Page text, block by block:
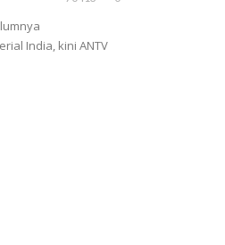
India, kini ANTV